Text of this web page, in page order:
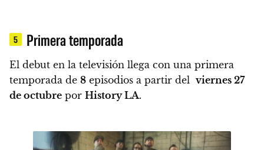
5 Primera temporada
El debut en la televisión llega con una primera
temporada de 8 episodios a partir del viernes 27
de octubre por History LA.